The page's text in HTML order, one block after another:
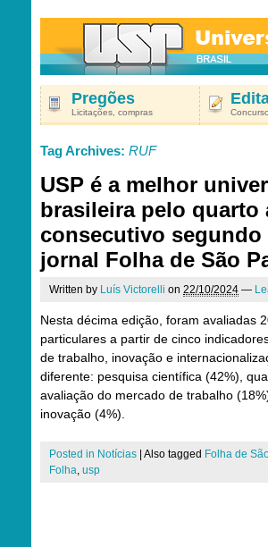
Pregões
Licitações, compras
Tag Archives: RUF
USP é a melhor
brasileira pelo quarto
consecutivo
jornal Folha de São
Written by Luís Victorelli on 22/10/2024 —
Nesta décima edição, foram avaliadas
particulares a partir de cinco
de trabalho, inovação e
diferente: pesquisa científica (42%),
avaliação do mercado de trabalho
inovação (4%).
Posted in Notícias Also tagged Folha de
Folha, usp